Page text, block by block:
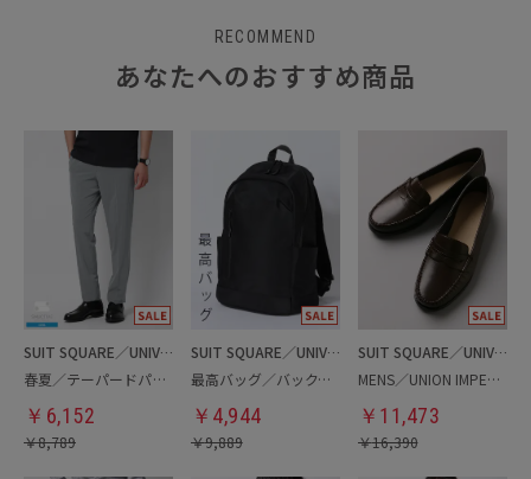
RECOMMEND
あなたへのおすすめ商品
SUIT SQUARE／UNIVERSAL LANGUAGE
春夏／テーパードパンツ
￥ 6,152
￥8,789
SUIT SQUARE／UNIVERSAL LANGUAGE
最高バッグ／バックパック
￥ 4,944
￥9,889
SUIT SQUARE／UNIVERSAL LANGUAGE
MENS／UNION IMPERIAL監修／コインローファー
￥ 11,473
￥16,390